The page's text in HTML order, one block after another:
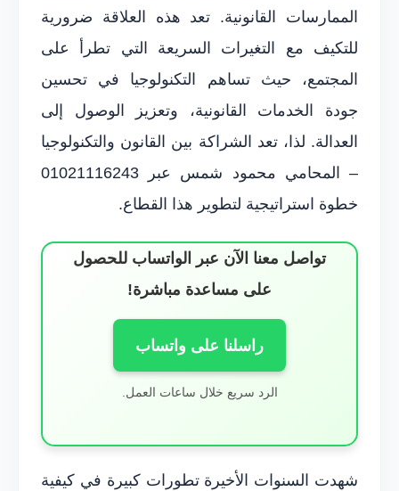
الممارسات القانونية. تعد هذه العلاقة ضرورية
للتكيف مع التغيرات السريعة التي تطرأ على
المجتمع، حيث تساهم التكنولوجيا في تحسين
جودة الخدمات القانونية، وتعزيز الوصول إلى
العدالة. لذا، تعد الشراكة بين القانون والتكنولوجيا
– المحامي محمود شمس عبر 01021116243
خطوة استراتيجية لتطوير هذا القطاع.
تواصل معنا الآن عبر الواتساب للحصول
على مساعدة مباشرة!
راسلنا على واتساب
الرد سريع خلال ساعات العمل.
شهدت السنوات الأخيرة تطورات كبيرة في كيفية